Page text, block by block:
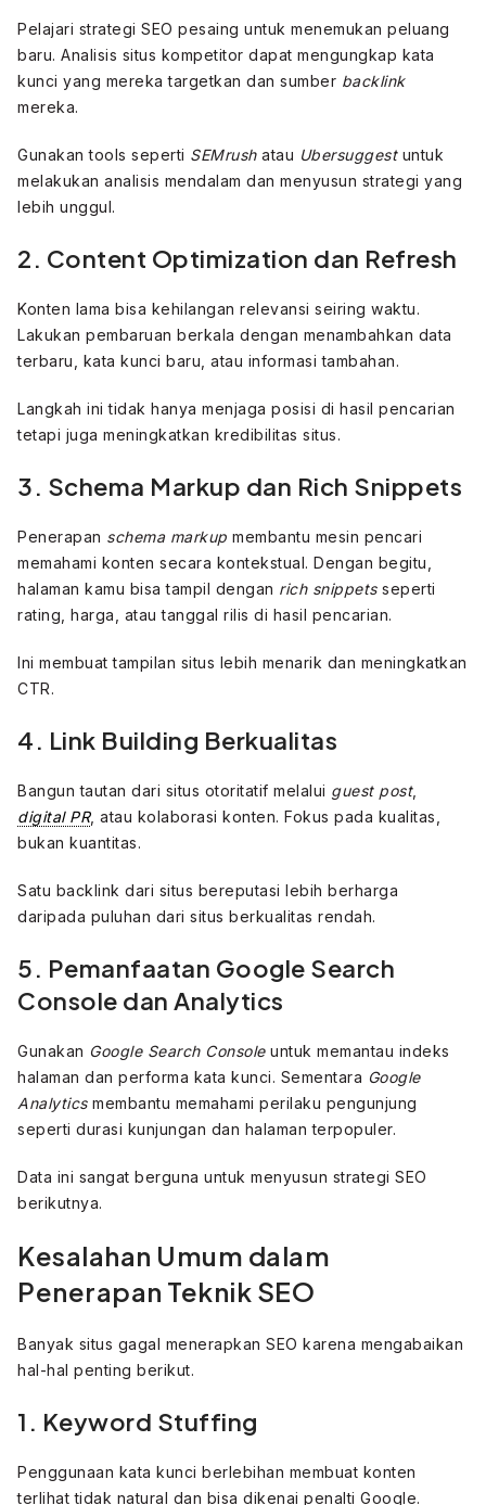
Pelajari strategi SEO pesaing untuk menemukan peluang
baru. Analisis situs kompetitor dapat mengungkap kata
kunci yang mereka targetkan dan sumber backlink
mereka.
Gunakan tools seperti SEMrushatau Ubersuggestuntuk
melakukan analisis mendalam dan menyusun strategi yang
lebih unggul.
2. Content Optimization dan Refresh
Konten lama bisa kehilangan relevansi seiring waktu.
Lakukan pembaruan berkala dengan menambahkan data
terbaru, kata kunci baru, atau informasi tambahan.
Langkah ini tidak hanya menjaga posisi di hasil pencarian
tetapi juga meningkatkan kredibilitas situs.
3. Schema Markup dan Rich Snippets
Penerapan schema markup membantu mesin pencari
memahami konten secara kontekstual. Dengan begitu,
halaman kamu bisa tampil dengan rich snippetsseperti
rating, harga, atau tanggal rilis di hasil pencarian.
Ini membuat tampilan situs lebih menarik dan meningkatkan
CTR.
4. Link Building Berkualitas
Bangun tautan dari situs otoritatif melalui guest post,
digital PR, atau kolaborasi konten. Fokus pada kualitas,
bukan kuantitas.
Satu backlink dari situs bereputasi lebih berharga
daripada puluhan dari situs berkualitas rendah.
5. Pemanfaatan Google Search
Console dan Analytics
Gunakan Google Search Consoleuntuk memantau indeks
halaman dan performa kata kunci. Sementara Google
Analyticsmembantu memahami perilaku pengunjung
seperti durasi kunjungan dan halaman terpopuler.
Data ini sangat berguna untuk menyusun strategi SEO
berikutnya.
Kesalahan Umum dalam
Penerapan Teknik SEO
Banyak situs gagal menerapkan SEO karena mengabaikan
hal-hal penting berikut.
1. Keyword Stuffing
Penggunaan kata kunci berlebihan membuat konten
terlihat tidak natural dan bisa dikenai penalti Google.